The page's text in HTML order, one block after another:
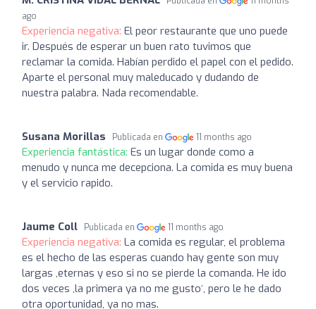
ago
Experiencia negativa: El peor restaurante que uno puede
ir. Después de esperar un buen rato tuvimos que
reclamar la comida. Habían perdido el papel con el pedido.
Aparte el personal muy maleducado y dudando de
nuestra palabra. Nada recomendable.
Susana Morillas Publicada en 11 months ago
Experiencia fantástica: Es un lugar donde como a
menudo y nunca me decepciona. La comida es muy buena
y el servicio rapido.
Jaume Coll Publicada en 11 months ago
Experiencia negativa: La comida es regular, el problema
es el hecho de las esperas cuando hay gente son muy
largas ,eternas y eso si no se pierde la comanda. He ido
dos veces ,la primera ya no me gustoʻ, pero le he dado
otra oportunidad, ya no mas.